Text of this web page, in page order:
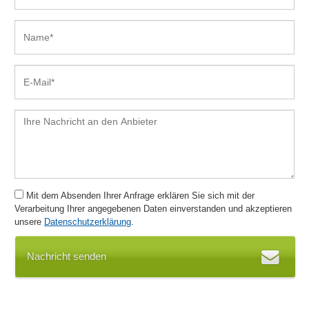
Inventarlisten
Kampagnenmanagement
Katalogaustauschformate
Katalogsystem
Kommunikation
Kundenbackend
Kundendaten
Kundendatenimport
Kundenempfehlungen
Kundenfrontend
Mit dem Absenden Ihrer Anfrage erklären Sie sich mit der
Verarbeitung Ihrer angegebenen Daten einverstanden und akzeptieren
unsere Datenschutzerklärung.
Nachricht senden